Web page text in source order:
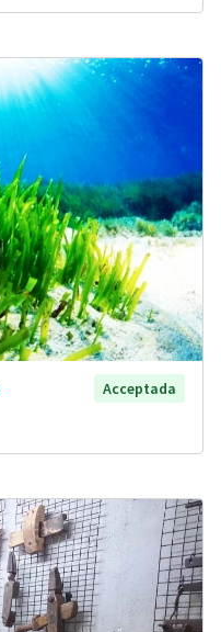
Acceptada